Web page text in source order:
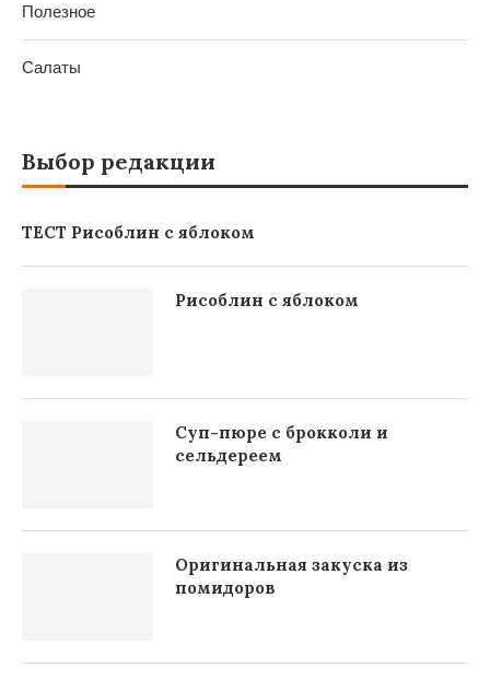
Полезное
Салаты
Выбор редакции
ТЕСТ Рисоблин с яблоком
Рисоблин с яблоком
Суп-пюре с брокколи и
сельдереем
Оригинальная закуска из
помидоров